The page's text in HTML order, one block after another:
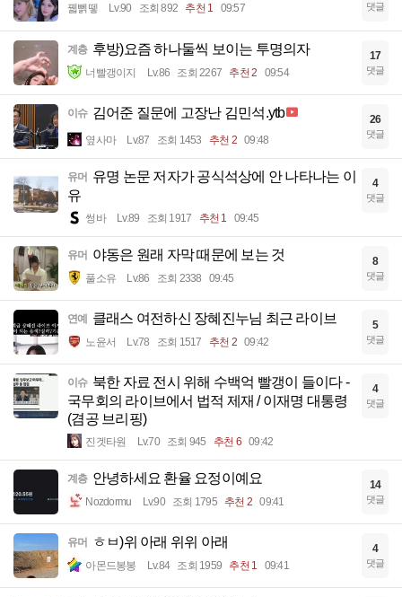
꿻뻵뗗 Lv.90 조회 892 추천 1 09:57 댓글
계층 후방)요즘 하나둘씩 보이는 투명의자
너빨갱이지 Lv.86 조회 2267 추천 2 09:54
17
댓글
이슈 김어준 질문에 고장난 김민석.ytb
옆사마 Lv.87 조회 1453 추천 2 09:48
26
댓글
유머 유명 논문 저자가 공식석상에 안 나타나는 이
유
썽바 Lv.89 조회 1917 추천 1 09:45
4
댓글
유머 야동은 원래 자막 때문에 보는 것
풀소유 Lv.86 조회 2338 09:45
8
댓글
연예 클래스 여전하신 장혜진누님 최근 라이브
노윤서 Lv.78 조회 1517 추천 2 09:42
5
댓글
이슈 북한 자료 전시 위해 수백억 빨갱이 들이다 -
국무회의 라이브에서 법적 제재 / 이재명 대통령
(겸공 브리핑)
진겟타원 Lv.70 조회 945 추천 6 09:42
4
댓글
계층 안녕하세요 환율 요정이예요
Nozdormu Lv.90 조회 1795 추천 2 09:41
14
댓글
유머 ㅎㅂ)위 아래 위위 아래
아몬드봉봉 Lv.84 조회 1959 추천 1 09:41
4
댓글